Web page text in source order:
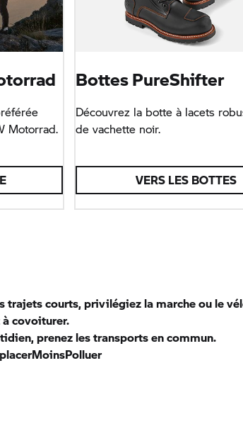
Motorrad.
Bottes PureShifter
Découvrez la botte à lacets
de vachette noir.
VERS LES BOTTES
trajets courts, privilégiez la marche ou le
à covoiturer.
prenez les transports en commun.